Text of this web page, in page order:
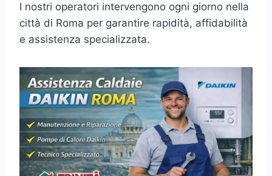
I nostri operatori intervengono ogni giorno nella
città di Roma per garantire rapidità, affidabilità
e assistenza specializzata.